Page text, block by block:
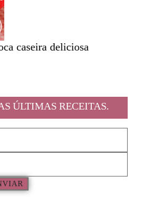
caseira deliciosa
ÚLTIMAS RECEITAS.